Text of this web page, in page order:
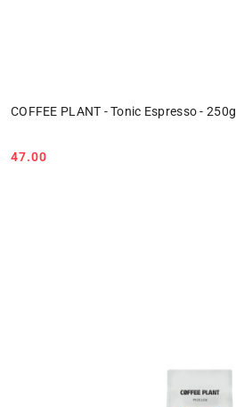
COFFEE PLANT - Tonic Espresso - 250g
Cena:
47.00